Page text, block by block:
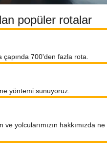
popüler rotalar
700'den fazla rota.
yöntemi sunuyoruz.
ve yolcularımızın hakkımızda ne